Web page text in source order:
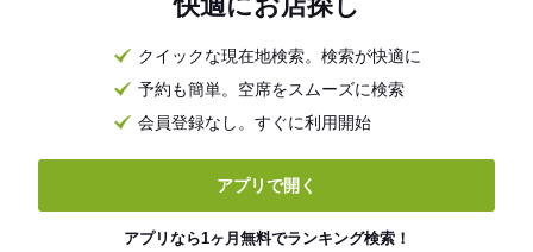
クイックな現在地検索。検索が快適に
予約も簡単。空席をスムーズに検索
会員登録なし。すぐに利用開始
アプリで開く
アプリなら1ヶ月無料でランキング検索！